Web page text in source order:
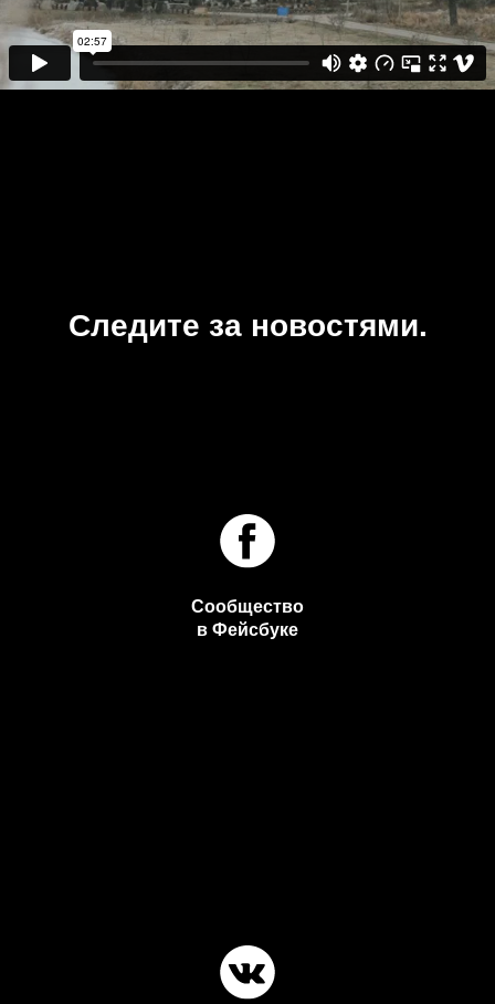
Следите за новостями.
Сообщество
в Фейсбуке